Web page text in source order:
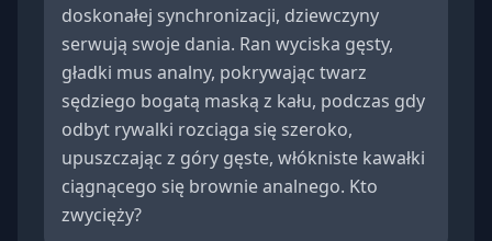
doskonałej synchronizacji, dziewczyny
serwują swoje dania. Ran wyciska gęsty,
gładki mus analny, pokrywając twarz
sędziego bogatą maską z kału, podczas gdy
odbyt rywalki rozciąga się szeroko,
upuszczając z góry gęste, włókniste kawałki
ciągnącego się brownie analnego. Kto
zwycięży?